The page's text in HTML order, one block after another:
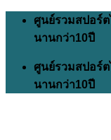
Skip
content
ศูนย์รวมสปอร์
นานกว่า10ปี
ศูนย์รวมสปอร์
นานกว่า10ปี